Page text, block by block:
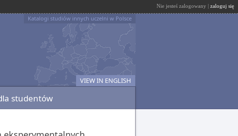
Nie jesteś zalogowany | zaloguj się
Katalogi studiów innych uczelni w Polsce
VIEW IN ENGLISH
studentów